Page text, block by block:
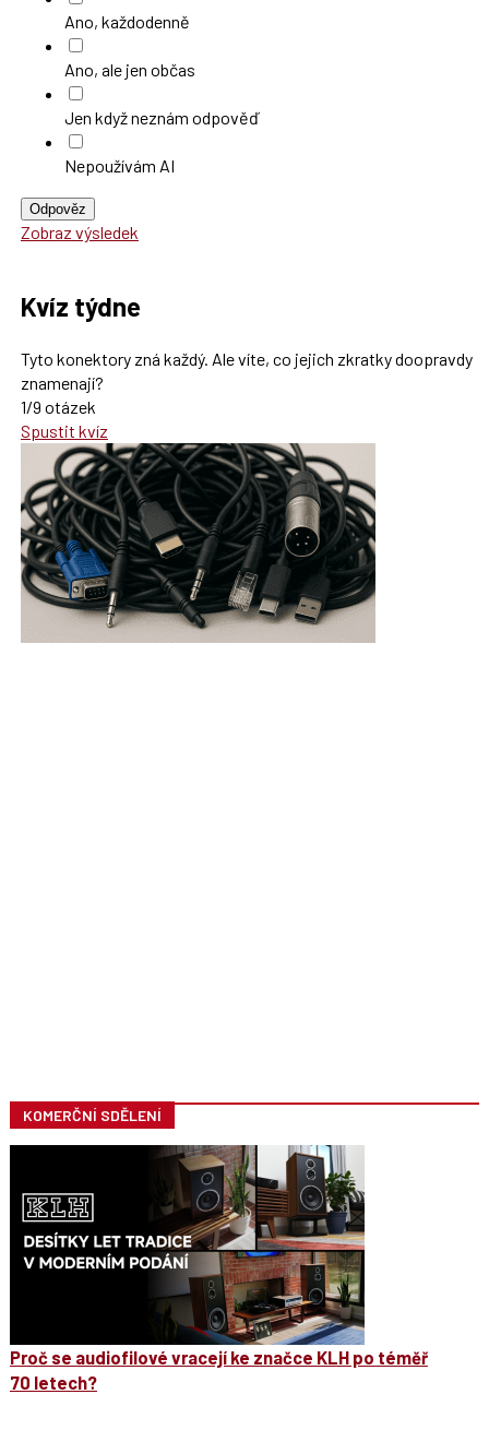
Ano, každodenně
Ano, ale jen občas
Jen když neznám odpověď
Nepoužívám AI
Odpověz
Zobraz výsledek
Kvíz týdne
Tyto konektory zná každý. Ale víte, co jejich zkratky doopravdy
znamenají?
1/9 otázek
Spustit kvíz
KOMERČNÍ SDĚLENÍ
Proč se audiofilové vracejí ke značce KLH po téměř
70 letech?